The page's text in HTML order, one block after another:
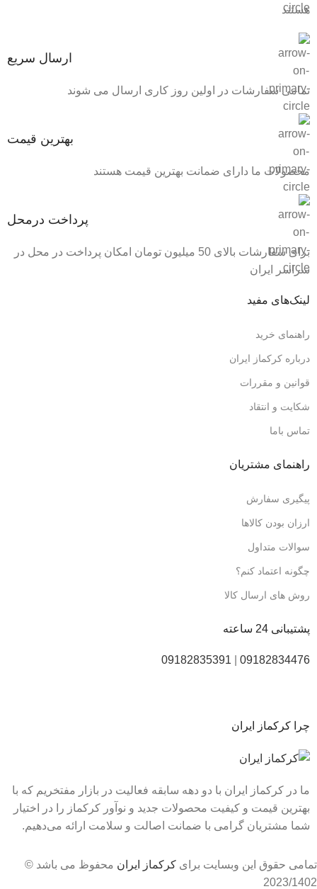
هستند
ارسال سریع
تمامی سفارشات در اولین روز کاری ارسال می شوند
بهترین قیمت
محصولات ما دارای ضمانت بهترین قیمت هستند
پرداخت درمحل
برای سفارشات بالای 50 میلیون تومان امکان پرداخت در محل در
سراسر ایران
لینک‌های مفید
راهنمای خرید
درباره کرکماز ایران
قوانین و مقررات
شکایت و انتقاد
تماس باما
راهنمای مشتریان
پیگیری سفارش
ارزان بودن کالاها
سوالات متداول
چگونه اعتماد کنم؟
روش های ارسال کالا
پشتیبانی 24 ساعته
09182834476
09182835391
چرا کرکماز ایران
ما در کرکماز ایران با دو دهه سابقه فعالیت در بازار مفتخریم که با
بهترین قیمت و کیفیت محصولات جدید و نوآور کرکماز را در اختیار
شما مشتریان گرامی با ضمانت اصالت و سلامت ارائه می‌دهیم.
تمامی حقوق این وبسایت برای کرکماز ایران محفوظ می باشد ©
2023/1402